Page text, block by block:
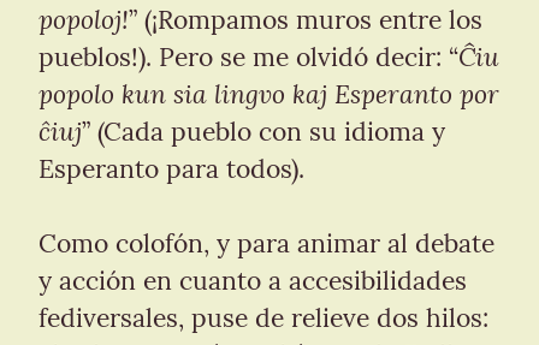
popoloj!” (¡Rompamos muros entre los
pueblos!). Pero se me olvidó decir: “Ĉiu
popolo kun sia lingvo kaj Esperanto por
ĉiuj” (Cada pueblo con su idioma y
Esperanto para todos).
Como colofón, y para animar al debate
y acción en cuanto a accesibilidades
fediversales, puse de relieve dos hilos: